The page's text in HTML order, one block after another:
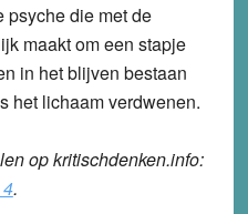
psyche die met de
maakt om een stapje
in het blijven bestaan
het lichaam verdwenen.
op kritischdenken.info:
.